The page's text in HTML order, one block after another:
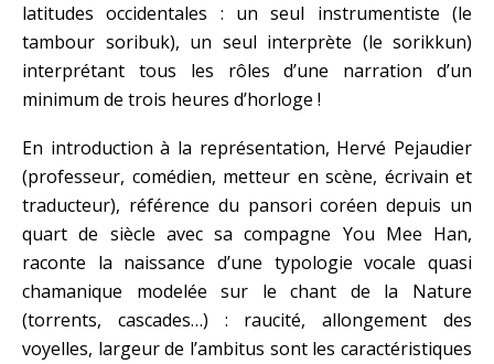
latitudes occidentales : un seul instrumentiste (le
tambour soribuk), un seul interprète (le sorikkun)
interprétant tous les rôles d’une narration d’un
minimum de trois heures d’horloge !
En introduction à la représentation, Hervé Pejaudier
(professeur, comédien, metteur en scène, écrivain et
traducteur), référence du pansori coréen depuis un
quart de siècle avec sa compagne You Mee Han,
raconte la naissance d’une typologie vocale quasi
chamanique modelée sur le chant de la Nature
(torrents, cascades…) : raucité, allongement des
voyelles, largeur de l’ambitus sont les caractéristiques